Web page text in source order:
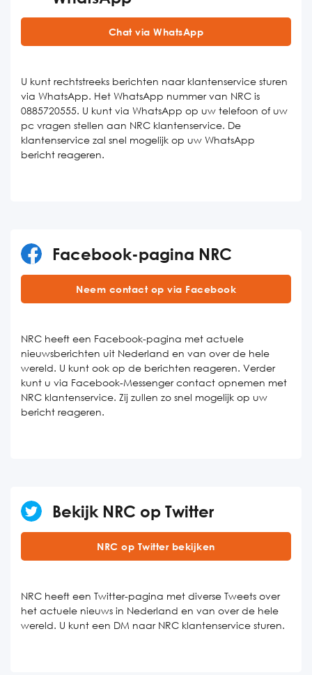
Chat via WhatsApp
U kunt rechtstreeks berichten naar klantenservice sturen
via WhatsApp. Het WhatsApp nummer van NRC is
0885720555. U kunt via WhatsApp op uw telefoon of uw
pc vragen stellen aan NRC klantenservice. De
klantenservice zal snel mogelijk op uw WhatsApp
bericht reageren.
Facebook-pagina NRC
Neem contact op via Facebook
NRC heeft een Facebook-pagina met actuele
nieuwsberichten uit Nederland en van over de hele
wereld. U kunt ook op de berichten reageren. Verder
kunt u via Facebook-Messenger contact opnemen met
NRC klantenservice. Zij zullen zo snel mogelijk op uw
bericht reageren.
Bekijk NRC op Twitter
NRC op Twitter bekijken
NRC heeft een Twitter-pagina met diverse Tweets over
het actuele nieuws in Nederland en van over de hele
wereld. U kunt een DM naar NRC klantenservice sturen.